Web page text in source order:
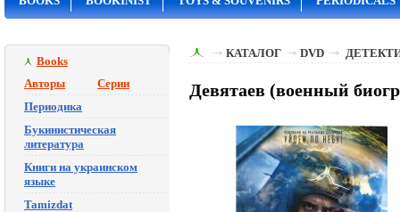
Books
Авторы
Серии
Периодика
Букинистическая
литература
Книги на украинском
языке
Tamizdat
КАТАЛОГ DVD
Девятаев (военный